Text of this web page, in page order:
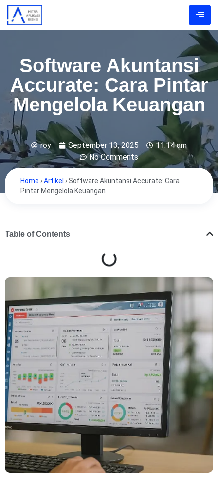
Software Akuntansi
Accurate: Cara Pintar
Mengelola Keuangan
roy September 13, 2025
11:14 am
No Comments
Home ›Artikel › Software Akuntansi Accurate: Cara
Pintar Mengelola Keuangan
Table of Contents